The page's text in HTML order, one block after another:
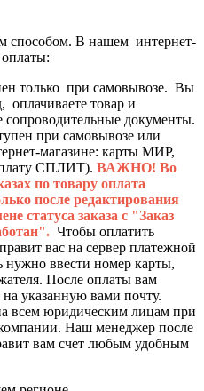
способом. В нашем интернет-
только при самовывозе. Вы
оплачиваете товар и
сопроводительные документы.
при самовывозе или
магазине: карты МИР,
СПЛИТ). ВАЖНО! Во
по товару оплата
после редактирования
статуса заказа с "Заказ
Чтобы оплатить
вас на сервер платежной
нужно ввести номер карты,
После оплаты вам
указанную вами почту.
всем юридическим лицам при
Наш менеджер после
вам счет любым удобным